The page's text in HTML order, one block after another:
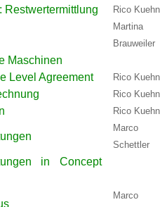
Restwertermittlung Rico Kuehn
Martina
Brauweiler
Maschinen
Level Agreement Rico Kuehn
Rico Kuehn
Rico Kuehn
Marco
Schettler
in Concept
Marco